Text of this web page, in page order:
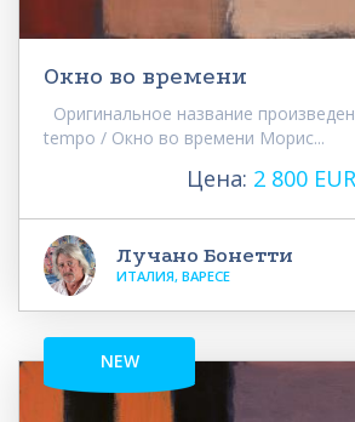
Окно во времени
Оригинальное название
tempo / Окно во времени Морис...
Цена: 2 800 EUR
Лучано Бонетти
ИТАЛИЯ, ВАРЕСЕ
NEW